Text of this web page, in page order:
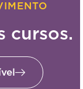
cursos.